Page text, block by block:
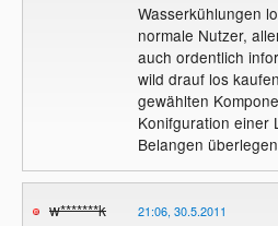
Wasserkühlungen
normale Nutzer,
auch ordentlich
wild drauf los
gewählten
Konifguration einer
Belangen
w*******k 21:06, 30.5.2011